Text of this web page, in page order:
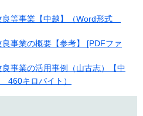
良等事業【中越】（Word形式
事業の概要【参考】 [PDFファ
事業の活用事例（山古志）【中
460キロバイト）